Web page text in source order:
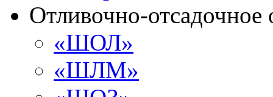
Отливочно-отсадочное
«ШОЛ»
«ШЛМ»